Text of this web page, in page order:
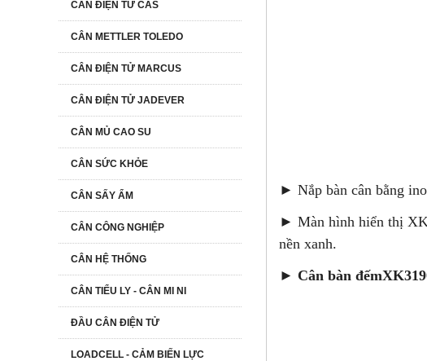
► Nắp bàn cân bằng
► Màn hình hiển thị
nền xanh.
► Cân bàn đếm
CÂN ĐIỆN TỬ CAS
CÂN METTLER TOLEDO
CÂN ĐIỆN TỬ MARCUS
CÂN ĐIỆN TỬ JADEVER
CÂN MỦ CAO SU
CÂN SỨC KHỎE
CÂN SẤY ẨM
CÂN CÔNG NGHIỆP
CÂN HỆ THỐNG
CÂN TIỂU LY - CÂN MI NI
ĐẦU CÂN ĐIỆN TỬ
LOADCELL - CẢM BIẾN LỰC